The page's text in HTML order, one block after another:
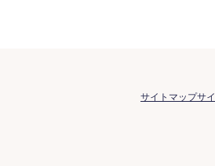
サイトマップサ